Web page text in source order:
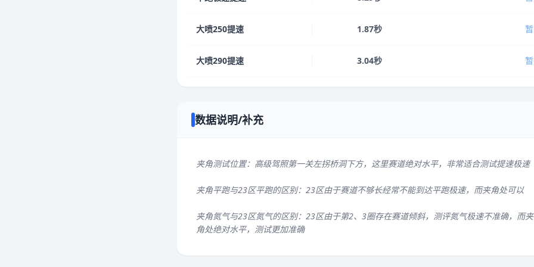
大喷250提速 1.87秒
大喷290提速 3.04秒
数据说明/补充
夹角测试位置：高级驾照第一关左拐桥洞下方，这里赛道绝对水平，非常适合测试提速极速
夹角平跑与23区平跑的区别：23区由于赛道不够长经常不能到达平跑极速，而夹角处可以
夹角氮气与23区氮气的区别：23区由于第2、3圈存在赛道倾斜，测评氮气极速不准确，而夹
角处绝对水平，测试更加准确